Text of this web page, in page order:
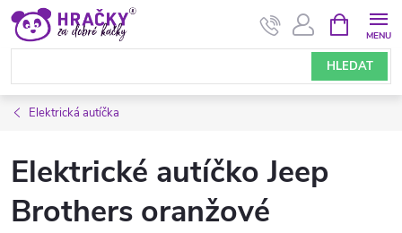
Přejít
obsah
HLEDAT
NÁKUPNÍ
KOŠÍK
Elektrická autíčka
Elektrické autíčko Jeep
Brothers oranžové